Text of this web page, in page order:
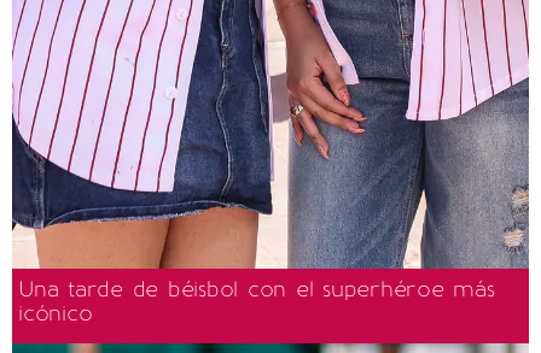
Una tarde de béisbol con el superhéroe más
icónico